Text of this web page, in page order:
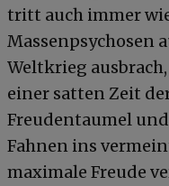
tritt auch immer
Massenpsychosen
Weltkrieg
einer satten Zeit
Freudentaumel
Fahnen ins
maximale Freude